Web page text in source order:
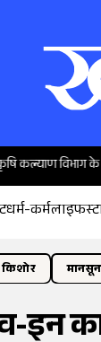
विभाग के निदेशक
धर्म-कर्म
किशोर
इन